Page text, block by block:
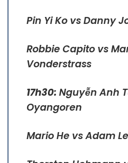
Pin Yi Ko vs Danny
Robbie Capito vs
Vonderstrass
17h30: Nguyễn Anh
Oyangoren
Mario He vs Adam